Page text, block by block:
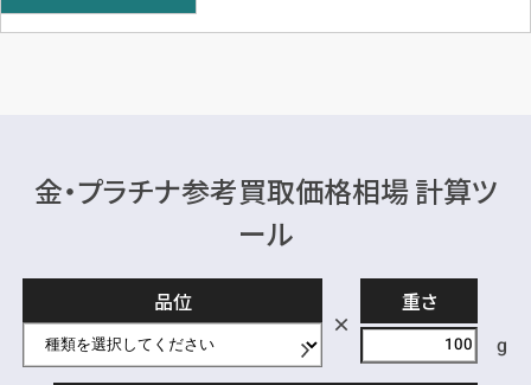
金・プラチナ参考買取価格相場 計算ツ
ール
品位
重さ
g